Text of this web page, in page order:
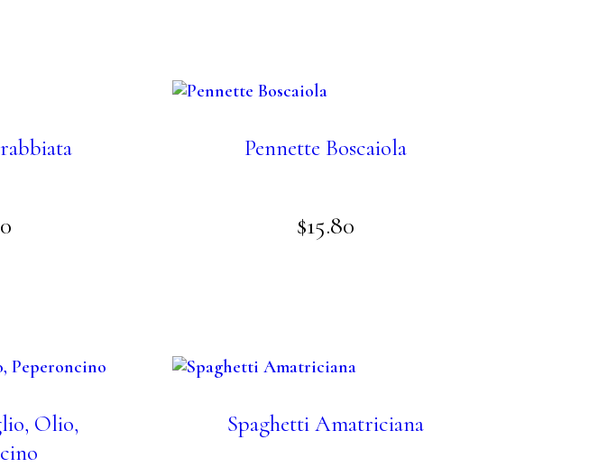
Pennette Boscaiola
$15.80
Olio,
Spaghetti Amatriciana